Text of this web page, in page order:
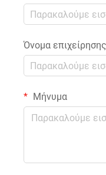
Όνομα επιχείρησης
Μήνυμα